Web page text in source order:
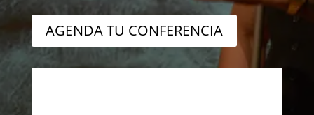
AGENDA TU CONFERENCIA